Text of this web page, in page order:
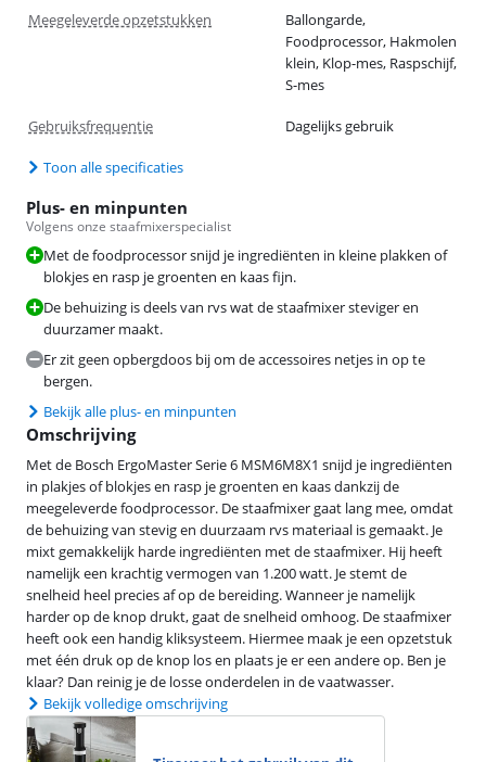
Meegeleverde opzetstukken
Ballongarde,
Foodprocessor, Hakmolen
klein, Klop-mes, Raspschijf,
S-mes
Gebruiksfrequentie Dagelijks gebruik
Toon alle specificaties
Plus- en minpunten
Volgens onze staafmixerspecialist
Met de foodprocessor snijd je ingrediënten in kleine plakken of
blokjes en rasp je groenten en kaas fijn.
De behuizing is deels van rvs wat de staafmixer steviger en
duurzamer maakt.
Er zit geen opbergdoos bij om de accessoires netjes in op te
bergen.
Bekijk alle plus- en minpunten
Omschrijving
Met de Bosch ErgoMaster Serie 6 MSM6M8X1 snijd je ingrediënten
in plakjes of blokjes en rasp je groenten en kaas dankzij de
meegeleverde foodprocessor. De staafmixer gaat lang mee, omdat
de behuizing van stevig en duurzaam rvs materiaal is gemaakt. Je
mixt gemakkelijk harde ingrediënten met de staafmixer. Hij heeft
namelijk een krachtig vermogen van 1.200 watt. Je stemt de
snelheid heel precies af op de bereiding. Wanneer je namelijk
harder op de knop drukt, gaat de snelheid omhoog. De staafmixer
heeft ook een handig kliksysteem. Hiermee maak je een opzetstuk
met één druk op de knop los en plaats je er een andere op. Ben je
klaar? Dan reinig je de losse onderdelen in de vaatwasser.
Bekijk volledige omschrijving